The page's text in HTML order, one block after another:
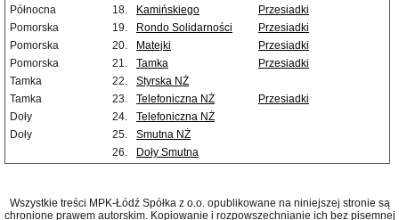
Północna
18. Kamińskiego
Przesiadki
Pomorska
19. Rondo Solidarności
Przesiadki
Pomorska
20. Matejki
Przesiadki
Pomorska
21. Tamka
Przesiadki
Tamka
22.
Styrska NŻ
Tamka
23. Telefoniczna NŻ
Przesiadki
Doły
24.
Telefoniczna NŻ
Doły
25.
Smutna NŻ
26.
Doły Smutna
Wszystkie treści MPK-Łódź Spółka z o.o. opublikowane na niniejszej stronie są
chronione prawem autorskim. Kopiowanie i rozpowszechnianie ich bez pisemnej